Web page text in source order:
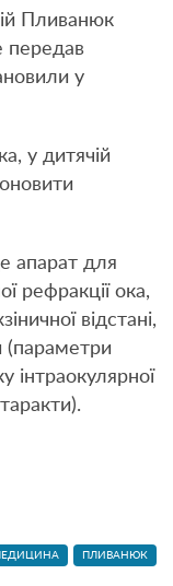
Пливанюк
передав
у
у дитячій
апарат для
рефракції ока,
відстані,
(параметри
інтраокулярної
ПЛИВАНЮК